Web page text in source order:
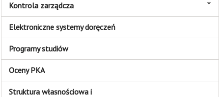
Kontrola zarządcza
Elektroniczne systemy doręczeń
Programy studiów
Oceny PKA
Struktura własnościowa i